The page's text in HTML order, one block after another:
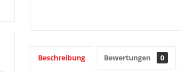
Beschreibung Bewertungen 0